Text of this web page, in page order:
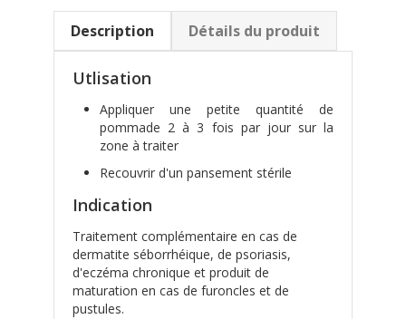
Description Détails du produit
Utlisation
Appliquer une petite quantité de
pommade 2 à 3 fois par jour sur la
zone à traiter
Recouvrir d'un pansement stérile
Indication
Traitement complémentaire en cas de
dermatite séborrhéique, de psoriasis,
d'eczéma chronique et produit de
maturation en cas de furoncles et de
pustules.